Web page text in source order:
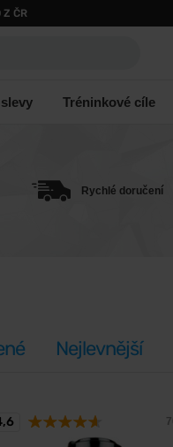
Z ČR
Tréninkové cíle
Rychlé doručení
Nejlevnější